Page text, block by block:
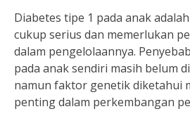
Diabetes tipe 1 pada anak
cukup serius dan memerlukan
dalam pengelolaannya.
pada anak sendiri masih belum
namun faktor genetik diketahui
penting dalam perkembangan